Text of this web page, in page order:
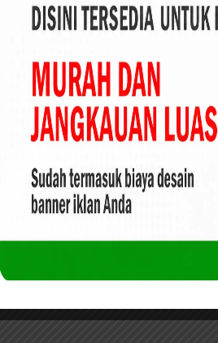
terpilih dapat membawa kesenian
pihak pemerintah,” ujar Raja
Taufik Hidayat
teknologi dan menjadikan
harus sudah pada fase
dua hal akan bisa direngkuh
ungkap Taufik Hidayat.(Yusuf)
sua vida
completa